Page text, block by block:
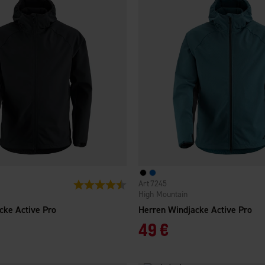
Active Pro
Bewertung: 4.5 von 5 Sternen
Herren Windjacke Active Pro
High Mountain
7245
49 €